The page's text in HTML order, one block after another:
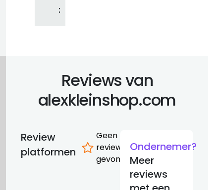
:
Reviews van
alexkleinshop.com
Review
platformen
Geen
reviews
gevonden
Ondernemer?
Meer
reviews